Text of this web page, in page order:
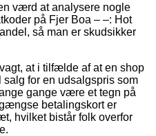
værd at analysere nogle
på Fjer Boa – –: Hot
så man er skudsikker
at i tilfælde af at en shop
salg for en udsalgspris som
gange være et tegn på
betalingskort er
hvilket bistår folk overfor